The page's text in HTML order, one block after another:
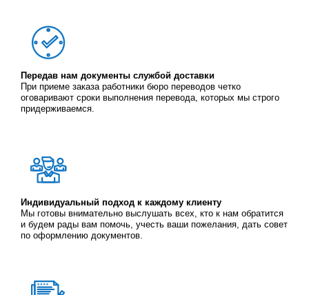
Передав нам документы службой доставки
При приеме заказа работники бюро переводов четко
оговаривают сроки выполнения перевода, которых мы строго
придерживаемся.
Индивидуальный подход к каждому клиенту
Мы готовы внимательно выслушать всех, кто к нам обратится
и будем рады вам помочь, учесть ваши пожелания, дать совет
по оформлению документов.